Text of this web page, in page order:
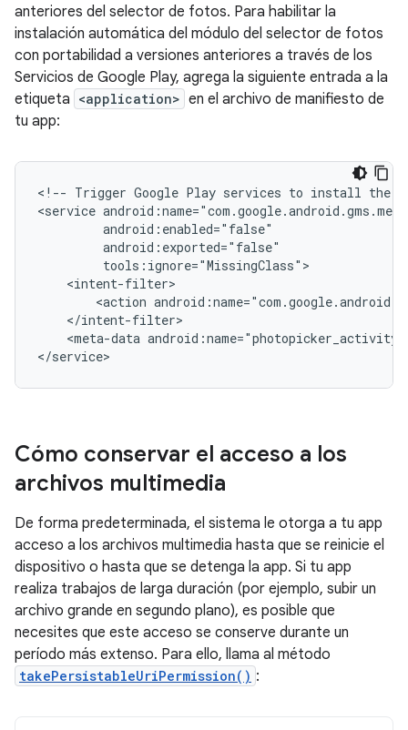
anteriores del selector de fotos. Para habilitar la
instalación automática del módulo del selector de fotos
con portabilidad a versiones anteriores a través de los
Servicios de Google Play, agrega la siguiente entrada a la
etiqueta <application> en el archivo de manifiesto de
tu app:
<!-- Trigger Google Play services to install the
<service
<action
<meta-data
Cómo conservar el acceso a los
archivos multimedia
De forma predeterminada, el sistema le otorga a tu app
acceso a los archivos multimedia hasta que se reinicie el
dispositivo o hasta que se detenga la app. Si tu app
realiza trabajos de larga duración (por ejemplo, subir un
archivo grande en segundo plano), es posible que
necesites que este acceso se conserve durante un
período más extenso. Para ello, llama al método
takePersistableUriPermission() :